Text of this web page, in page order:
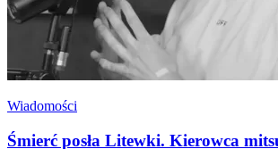
Wiadomości
Śmierć posła Litewki. Kierowca